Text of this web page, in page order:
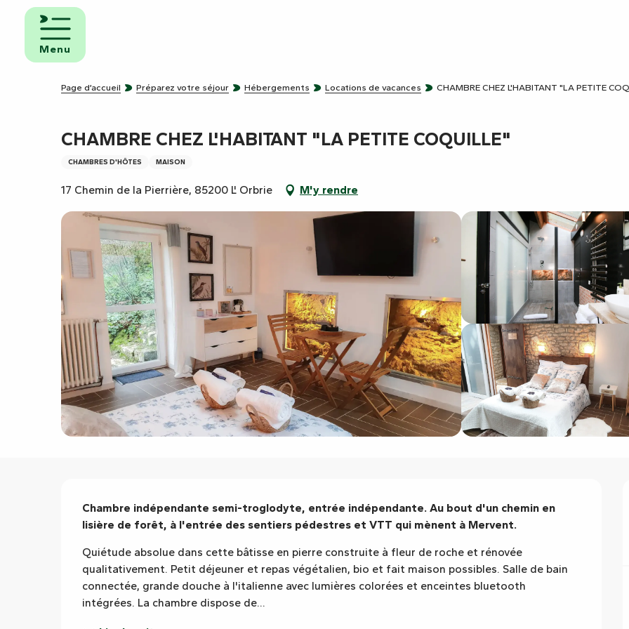
contenu
principal
Menu
Page d’accueil Préparez votre séjour Hébergements Locations de vacances CHAMBRE CHEZ L'HABITANT "LA PETITE
CHAMBRE CHEZ L'HABITANT "LA PETITE COQUILLE"
CHAMBRES D'HÔTES MAISON
17 Chemin de la Pierrière, 85200 L' Orbrie M'y rendre
Description
Chambre indépendante semi-troglodyte, entrée indépendante. Au bout d'un chemin en
lisière de forêt, à l'entrée des sentiers pédestres et VTT qui mènent à Mervent.
Quiétude absolue dans cette bâtisse en pierre construite à fleur de roche et rénovée
qualitativement. Petit déjeuner et repas végétalien, bio et fait maison possibles. Salle de bain
connectée, grande douche à l'italienne avec lumières colorées et enceintes bluetooth
intégrées. La chambre dispose de...